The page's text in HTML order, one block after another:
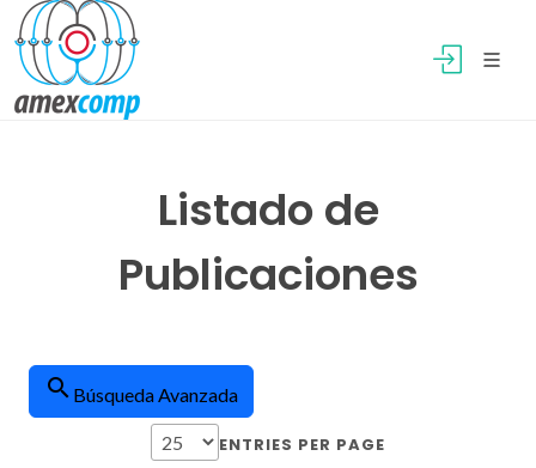
Listado de
Publicaciones
search Búsqueda Avanzada
ENTRIES PER PAGE